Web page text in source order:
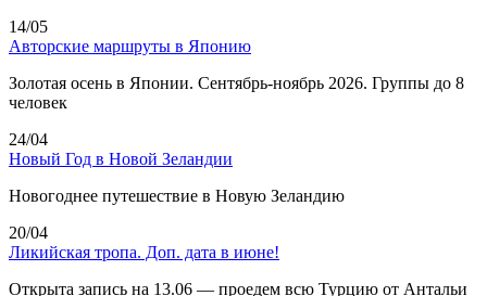
14/05
Авторские маршруты в Японию
Золотая осень в Японии. Сентябрь-ноябрь 2026. Группы до 8
человек
24/04
Новый Год в Новой Зеландии
Новогоднее путешествие в Новую Зеландию
20/04
Ликийская тропа. Доп. дата в июне!
Открыта запись на 13.06 — проедем всю Турцию от Антальи